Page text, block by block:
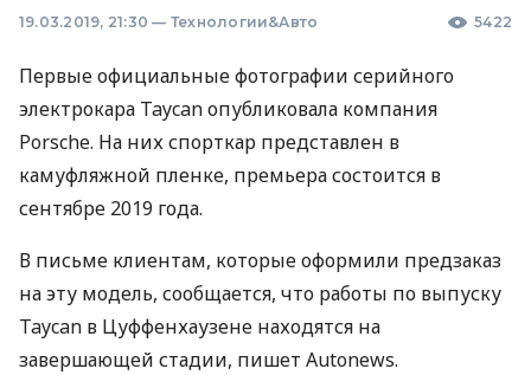
19.03.2019, 21:30 — Технологии&Авто 5422
Первые официальные фотографии серийного
электрокара Taycan опубликовала компания
Porsche. На них спорткар представлен в
камуфляжной пленке, премьера состоится в
сентябре 2019 года.
В письме клиентам, которые оформили предзаказ
на эту модель, сообщается, что работы по выпуску
Taycan в Цуффенхаузене находятся на
завершающей стадии, пишет Autonews.